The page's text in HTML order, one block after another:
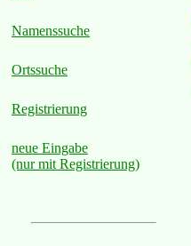
Namenssuche
Ortssuche
Registrierung
neue Eingabe
(nur mit Registrierung)